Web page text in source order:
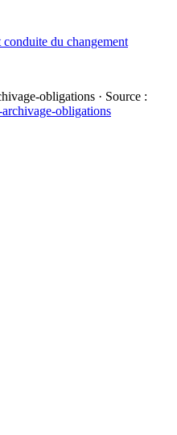
du changement
obligations · Source :
archivage-obligations